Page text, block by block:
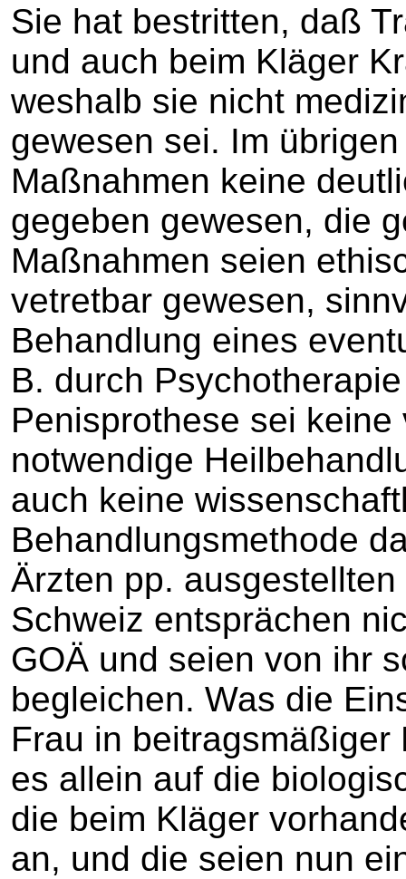
Sie hat bestritten, daß
und auch beim Kläger
weshalb sie nicht
gewesen sei. Im
Maßnahmen keine
gegeben gewesen, die
Maßnahmen seien
vetretbar gewesen,
Behandlung eines
B. durch
Penisprothese sei
notwendige
auch keine
Behandlungsmethode
Ärzten pp.
Schweiz entsprächen
GOÄ und seien von ihr
begleichen. Was die
Frau in
es allein auf die
die beim Kläger
an, und die seien nun